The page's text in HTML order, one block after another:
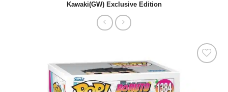
Kawaki(GW) Exclusive Edition